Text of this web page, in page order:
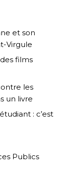
et son
Virgule
films
les
un livre
: c’est
Publics